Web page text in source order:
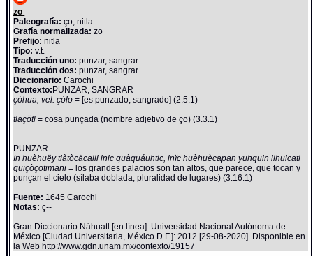
zo
Paleografía: ço, nitla
Grafía normalizada: zo
Prefijo: nitla
Tipo: v.t.
Traducción uno: punzar, sangrar
Traducción dos: punzar, sangrar
Diccionario:Carochi
Contexto: PUNZAR, SANGRAR
çóhua, vel. çólo= [es punzado, sangrado] (2.5.1)
tlaçötl= cosa punçada (nombre adjetivo de ço) (3.3.1)
PUNZAR
In huèhuëy tlàtòcäcalli inic quàquáuhtic, inïc huèhuècapan yuhquin ilhuicatl
quiçòçotimani= los grandes palacios son tan altos, que parece, que tocan y
punçan el cielo (sílaba doblada, pluralidad de lugares) (3.16.1)
Fuente: 1645 Carochi
Notas: ç--
Gran Diccionario Náhuatl [en línea]. Universidad Nacional Autónoma de
México [Ciudad Universitaria, México D.F.]: 2012 [29-08-2020]. Disponible en
la Web http://www.gdn.unam.mx/contexto/19157